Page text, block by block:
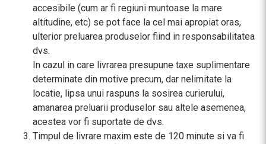
accesibile (cum ar fi regiuni muntoase la mare
altitudine, etc) se pot face la cel mai apropiat oras,
ulterior preluarea produselor fiind in responsabilitatea
dvs.
In cazul in care livrarea presupune taxe suplimentare
determinate din motive precum, dar nelimitate la
locatie, lipsa unui raspuns la sosirea curierului,
amanarea preluarii produselor sau altele asemenea,
acestea vor fi suportate de dvs.
Timpul de livrare maxim este de 120 minute si va fi